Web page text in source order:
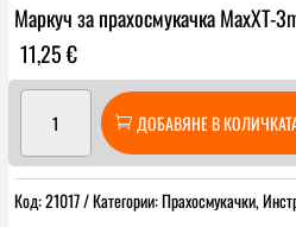
Маркуч за прахосмукачка MaxXT-
11,25€
Маркуч
за
прахосмукачка
ДОБАВЯНЕ В
Код:21017 Категории:Прахосмукачки,